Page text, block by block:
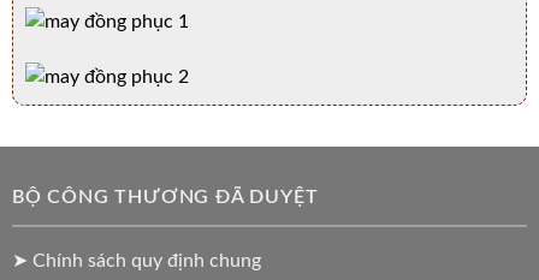
BỘ CÔNG THƯƠNG ĐÃ DUYỆT
➤ Chính sách quy định chung